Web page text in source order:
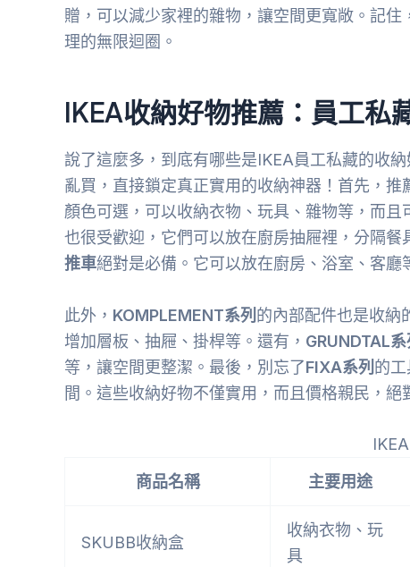
贈，可以減少家裡的雜物，讓空間更寬敞。記
理的無限迴圈。
IKEA收納好物推薦：員工私
說了這麼多，到底有哪些是IKEA員工私藏的收
亂買，直接鎖定真正實用的收納神器！首先，推
顏色可選，可以收納衣物、玩具、雜物等，而且
也很受歡迎，它們可以放在廚房抽屜裡，分隔
推車絕對是必備。它可以放在廚房、浴室、客廳
此外， KOMPLEMENT系列 的內部配件也是收納
增加層板、抽屜、掛桿等。還有， GRUNDTAL系
等，讓空間更整潔。最後，別忘了FIXA系列 的
間。這些收納好物不僅實用，而且價格親民，絕
商品名稱
主要用途
SKUBB收納盒
收納衣物、玩
具